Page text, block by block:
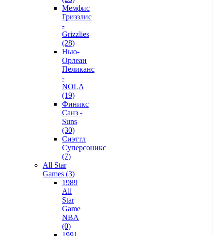
Мемфис
Гриззлис
-
Grizzlies
(28)
Нью-
Орлеан
Пеликанс
-
NOLA
(19)
Финикс
Санз -
Suns
(30)
Сиэттл
Суперсоникс
(7)
All Star
Games (3)
1989
All
Star
Game
NBA
(0)